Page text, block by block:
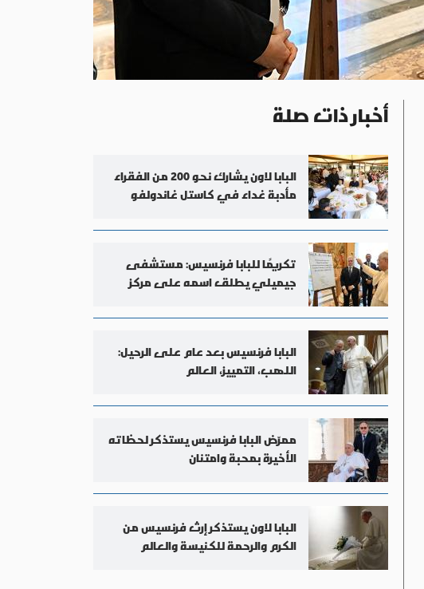
أخبار ذات صلة
البابا لاون يشارك نحو 200 من الفقراء
مأدبة غداء في كاستل غاندولفو
تكريمًا للبابا فرنسيس: مستشفى
جيميلي يطلق اسمه على مركز
البابا فرنسيس بعد عام على الرحيل:
اللهب، التمييز، العالم
ممرّض البابا فرنسيس يستذكر لحظاته
الأخيرة بمحبة وامتنان
البابا لاون يستذكر إرث فرنسيس من
الكرم والرحمة للكنيسة والعالم